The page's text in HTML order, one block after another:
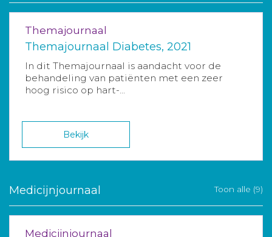
Themajournaal
Themajournaal Diabetes, 2021
In dit Themajournaal is aandacht voor de
behandeling van patiënten met een zeer
hoog risico op hart-...
Bekijk
Medicijnjournaal Toon alle (9)
Medicijnjournaal